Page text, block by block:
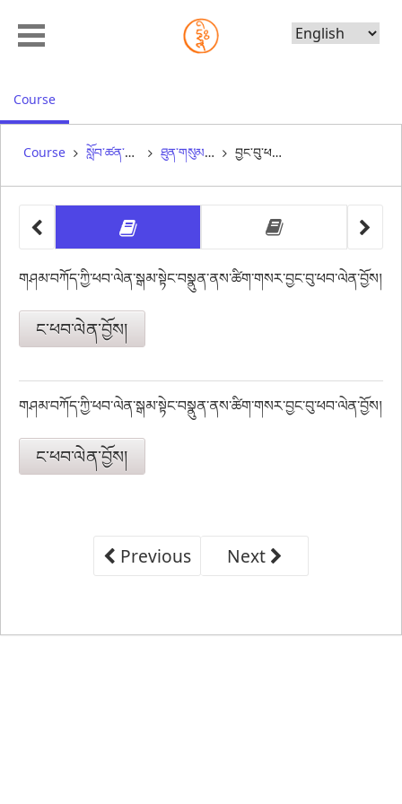
Choose
Course, current location
Course སློབ་ཚན་བདུན་པ། གཟུགས་པོ་དང་དུག་སློག ༼༢༽ (A1-07-02) ཐུན་གསུམ་པ། ཚིག་གསར་བྱང་བུ། ༼ སྐར་མ། ༢༥ ༽ བྱང་བུ་ཕབ་ལེན།
other
བྱང་བུ་ཕབ་ལེན། other
གཤམ་བཀོད་ཀྱི་ཕབ་ལེན་སྒམ་སྟེང་བསྣུན་ནས་ཚིག་གསར་བྱང་བུ་ཕབ་ལེན་བྱོས།
ང་ཕབ་ལེན་བྱོས།
གཤམ་བཀོད་ཀྱི་ཕབ་ལེན་སྒམ་སྟེང་བསྣུན་ནས་ཚིག་གསར་བྱང་བུ་ཕབ་ལེན་བྱོས།
ང་ཕབ་ལེན་བྱོས།
Previous Next